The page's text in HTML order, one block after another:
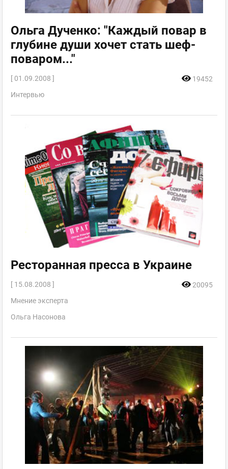
Ольга Дученко: "Каждый повар в
глубине души хочет стать шеф-
поваром..."
[ 01.09.2008 ]
19452
Интервью
Ресторанная пресса в Украине
[ 15.08.2008 ]
20095
Мнение эксперта
Ольга Насонова